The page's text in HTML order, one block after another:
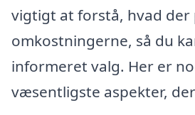
vigtigt at forstå, hvad der
omkostningerne, så du
informeret valg. Her er
væsentligste aspekter,